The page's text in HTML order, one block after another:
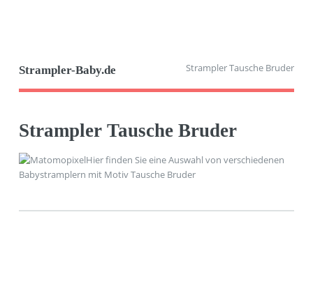
Strampler-Baby.de Strampler Tausche Bruder
Strampler Tausche Bruder
Hier finden Sie eine Auswahl von verschiedenen
Babystramplern mit Motiv Tausche Bruder